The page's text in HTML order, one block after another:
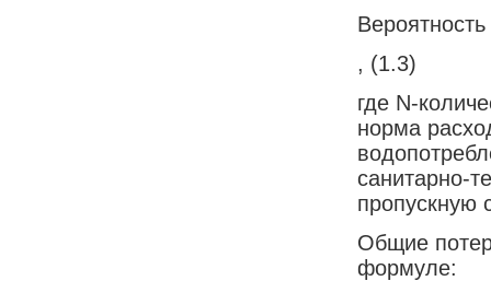
, (1.3)
где N-
норма
санитарно-
пропускную
Общие
формуле: